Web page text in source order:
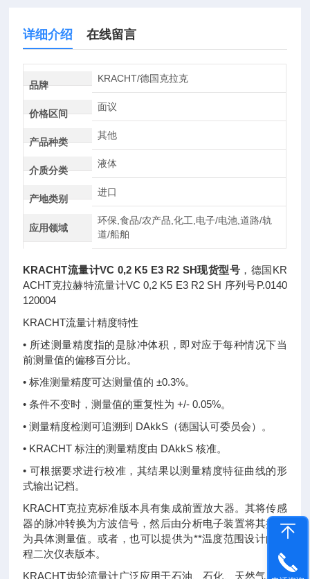
详细介绍 在线留言
品牌
KRACHT/德国克拉克
价格区间
面议
产品种类
其他
介质分类
液体
产地类别
进口
应用领域
环保,食品/农产品,化工,电子/电池,道路/轨
道/船舶
KRACHT流量计VC 0,2 K5 E3 R2 SH现货型号 ，德国KR
ACHT克拉赫特流量计VC 0,2 K5 E3 R2 SH 序列号P.0140
120004
KRACHT流量计精度特性
• 所述测量精度指的是脉冲体积，即对应于每种情况下当
前测量值的偏移百分比。
• 标准测量精度可达测量值的 ±0.3%。
• 条件不变时，测量值的重复性为 +/- 0.05%。
• 测量精度检测可追溯到 DAkkS（德国认可委员会）。
• KRACHT 标注的测量精度由 DAkkS 核准。
• 可根据要求进行校准，其结果以测量精度特征曲线的形
式输出记档。
KRACHT克拉克标准版本具有集成前置放大器。其将传感
器的脉冲转换为方波信号，然后由分析电子装置将其换算
为具体测量值。或者，也可以提供为**温度范围设计的远
程二次仪表版本。
KRACHT齿轮流量计广泛应用于石油、石化、天然气、化